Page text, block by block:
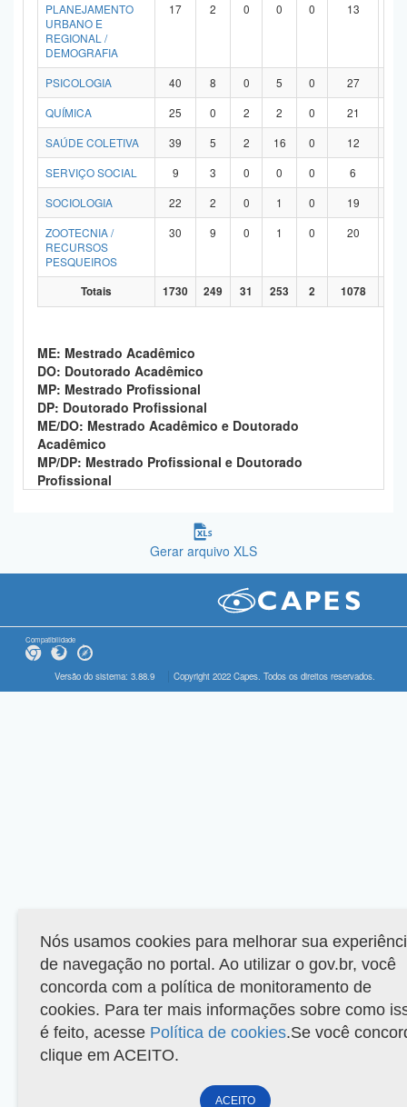
PLANEJAMENTO
URBANO E
REGIONAL /
DEMOGRAFIA
17 2 0 0 0 13
PSICOLOGIA 40 8 0 5 0 27
QUÍMICA
25 0 2 2 0 21
SAÚDE COLETIVA
39 5 2 16 0 12
SERVIÇO SOCIAL
9 3 0 0 0 6
SOCIOLOGIA
22 2 0 1 0 19
ZOOTECNIA /
RECURSOS
PESQUEIROS
30 9 0 1 0 20
Totais 1730 249 31 253 2 1078
ME: Mestrado Acadêmico
DO: Doutorado Acadêmico
MP: Mestrado Profissional
DP: Doutorado Profissional
ME/DO: Mestrado Acadêmico e Doutorado
Acadêmico
MP/DP: Mestrado Profissional e Doutorado
Profissional
Gerar arquivo XLS
Compatibilidade
Versão do sistema: 3.88.9 Copyright 2022 Capes. Todos os direitos reservados.
Nós usamos cookies para melhorar sua
de navegação no portal. Ao utilizar o gov.br, você
concorda com a política de monitoramento de
cookies. Para ter mais informações sobre como
é feito, acesse Política de cookies.Se você
clique em ACEITO.
ACEITO